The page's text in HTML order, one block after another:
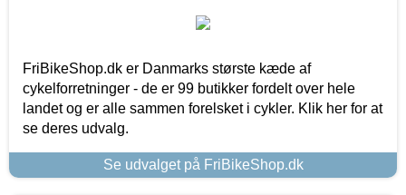
FriBikeShop.dk er Danmarks største kæde af
cykelforretninger - de er 99 butikker fordelt over hele
landet og er alle sammen forelsket i cykler. Klik her for at
se deres udvalg.
Se udvalget på FriBikeShop.dk